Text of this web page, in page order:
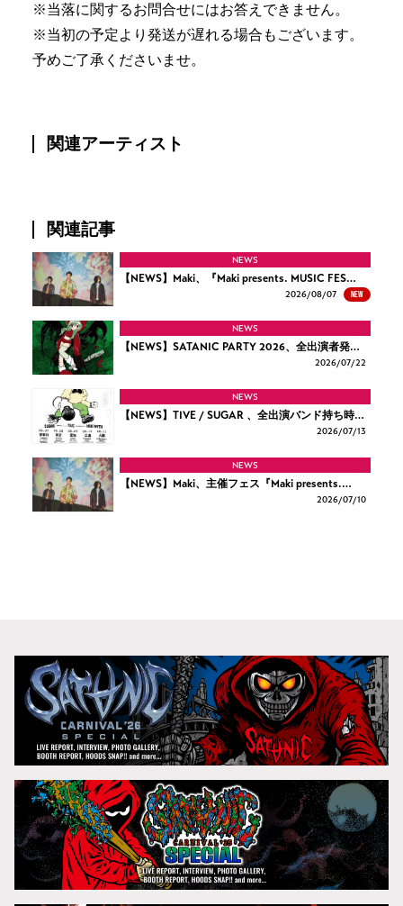
※当落に関するお問合せにはお答えできません。
※当初の予定より発送が遅れる場合もございます。
予めご了承くださいませ。
関連アーティスト
関連記事
NEWS
【NEWS】Maki、『Maki presents. MUSIC FES…
2026/08/07 NEW
NEWS
【NEWS】SATANIC PARTY 2026、全出演者発…
2026/07/22
NEWS
【NEWS】TIVE / SUGAR 、全出演バンド持ち時…
2026/07/13
NEWS
【NEWS】Maki、主催フェス『Maki presents.…
2026/07/10